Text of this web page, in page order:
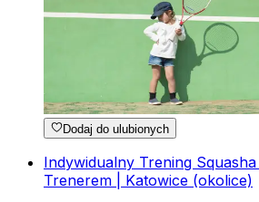
Dodaj do ulubionych
Indywidualny Trening
Trenerem | Katowice (okolice)